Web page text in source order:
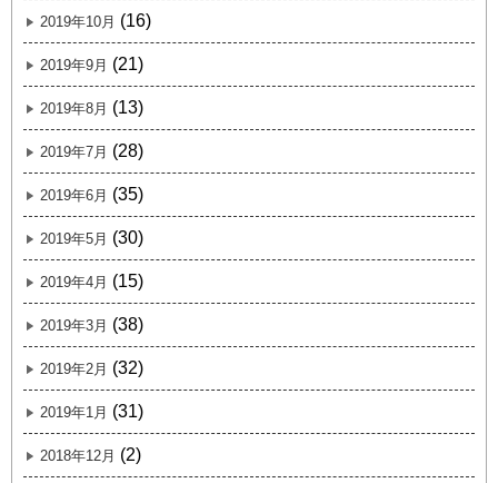
2019年10月 (16)
2019年9月 (21)
2019年8月 (13)
2019年7月 (28)
2019年6月 (35)
2019年5月 (30)
2019年4月 (15)
2019年3月 (38)
2019年2月 (32)
2019年1月 (31)
2018年12月 (2)